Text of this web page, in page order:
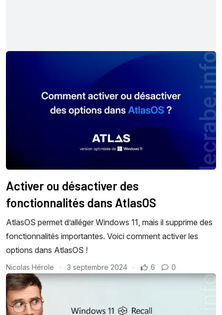
Activer ou désactiver des
fonctionnalités dans AtlasOS
AtlasOS permet d’alléger Windows 11, mais il supprime des
fonctionnalités importantes. Voici comment activer les
options dans AtlasOS !
Nicolas Hérole 3 septembre 2024 6 0